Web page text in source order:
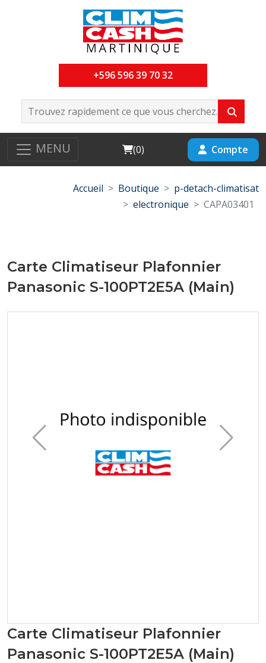
+596 596 39 70 32
MENU Cart
(0) Compte
Accueil Boutique
p-detach-climatisat
electronique
CAPA03401
Carte Climatiseur Plafonnier
Panasonic S-100PT2E5A (Main)
Carte Climatiseur Plafonnier
Panasonic S-100PT2E5A (Main)